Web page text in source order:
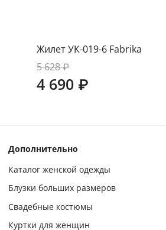
Жилет УК-019-6 Fabrika
5 628 ₽
4 690 ₽
Дополнительно
Каталог женской одежды
Блузки больших размеров
Свадебные костюмы
Куртки для женщин